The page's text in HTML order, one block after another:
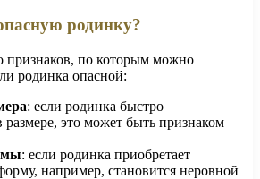
родинку?
признаков, по которым можно
родинка опасной:
: если родинка быстро
размере, это может быть признаком
: если родинка приобретает
например, становится неровной